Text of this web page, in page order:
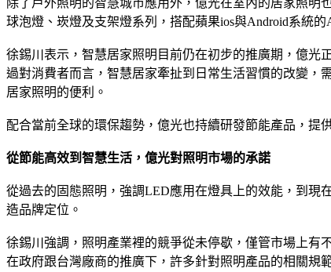
除了戶外照明的智慧城市應用外，億光在室內的居家照
球泡燈、崁燈及支架燈系列，搭配蘋果ios與Android系統
徐錫川表示，智慧居家照明目前仍在初步的推廣期，億光
過對消費者而言，智慧居家牽扯到日常生活習慣的改變，
居家照明的便利。
配合當前全球的環保趨勢，億光也持續研發節能產品，提
從節能高效到智慧生活，億光對照明市場的承諾
從過去的固態照明，強調LED應用在燈具上的效能，到現
造品牌定位。
徐錫川強調，照明產業裡的競爭從未停歇，僅管市場上有
在政府跟台灣廠商的推廣下，許多針對照明產品的相關規